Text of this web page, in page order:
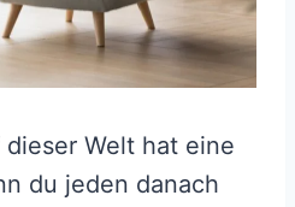
Welt hat eine
du jeden danach